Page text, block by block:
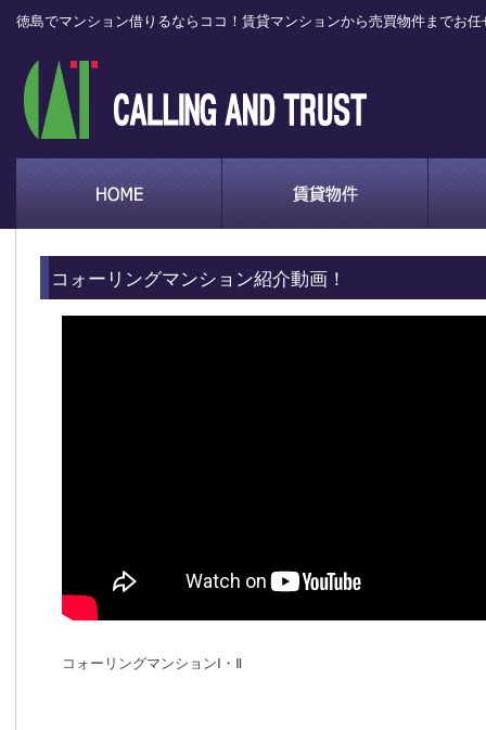
徳島でマンション借りるならココ！賃貸マンションから売買物件までお任
コォーリングマンション紹介動画！
コォーリングマンションⅠ・Ⅱ